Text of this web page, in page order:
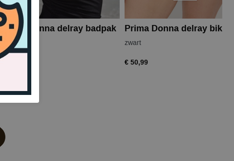
Prima Donna delray badpak
zwart
€ 178,99
zwart
€ 50,99